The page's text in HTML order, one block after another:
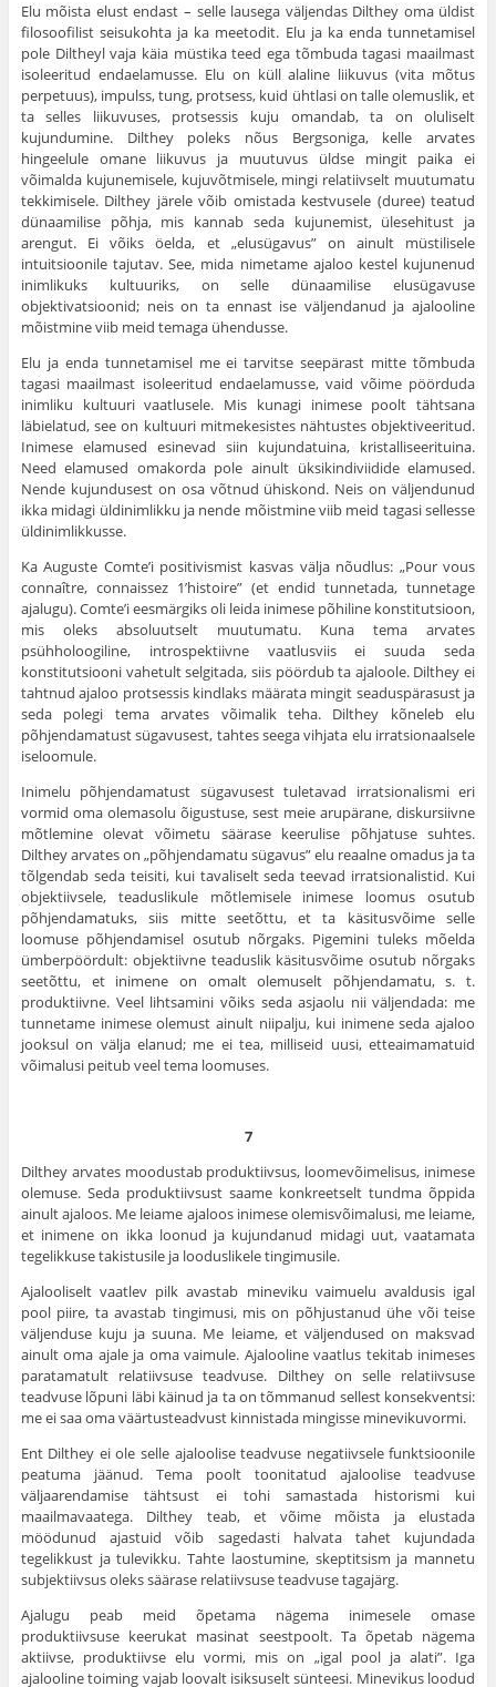
Elu mõista elust endast – selle lausega väljendas Dilthey oma üldist
filosoofilist seisukohta ja ka meetodit. Elu ja ka enda tunnetamisel
pole Diltheyl vaja käia müstika teed ega tõmbuda tagasi maailmast
isoleeritud endaelamusse. Elu on küll alaline liikuvus (vita mõtus
perpetuus), impulss, tung, protsess, kuid ühtlasi on talle olemuslik, et
ta selles liikuvuses, protsessis kuju omandab, ta on oluliselt
kujundumine. Dilthey poleks nõus Bergsoniga, kelle arvates
hingeelule omane liikuvus ja muutuvus üldse mingit paika ei
võimalda kujunemisele, kujuvõtmisele, mingi relatiivselt muutumatu
tekkimisele. Dilthey järele võib omistada kestvusele (duree) teatud
dünaamilise põhja, mis kannab seda kujunemist, ülesehitust ja
arengut. Ei võiks öelda, et „elusügavus” on ainult müstilisele
intuitsioonile tajutav. See, mida nimetame ajaloo kestel kujunenud
inimlikuks kultuuriks, on selle dünaamilise elusügavuse
objektivatsioonid; neis on ta ennast ise väljendanud ja ajalooline
mõistmine viib meid temaga ühendusse.
Elu ja enda tunnetamisel me ei tarvitse seepärast mitte tõmbuda
tagasi maailmast isoleeritud endaelamusse, vaid võime pöörduda
inimliku kultuuri vaatlusele. Mis kunagi inimese poolt tähtsana
läbielatud, see on kultuuri mitmekesistes nähtustes objektiveeritud.
Inimese elamused esinevad siin kujundatuina, kristalliseerituina.
Need elamused omakorda pole ainult üksikindiviidide elamused.
Nende kujundusest on osa võtnud ühiskond. Neis on väljendunud
ikka midagi üldinimlikku ja nende mõistmine viib meid tagasi sellesse
üldinimlikkusse.
Ka Auguste Comte’i positivismist kasvas välja nõudlus: „Pour vous
connaître, connaissez 1’histoire” (et endid tunnetada, tunnetage
ajalugu). Comte’i eesmärgiks oli leida inimese põhiline konstitutsioon,
mis oleks absoluutselt muutumatu. Kuna tema arvates
psühholoogiline, introspektiivne vaatlusviis ei suuda seda
konstitutsiooni vahetult selgitada, siis pöördub ta ajaloole. Dilthey ei
tahtnud ajaloo protsessis kindlaks määrata mingit seaduspärasust ja
seda polegi tema arvates võimalik teha. Dilthey kõneleb elu
põhjendamatust sügavusest, tahtes seega vihjata elu irratsionaalsele
iseloomule.
Inimelu põhjendamatust sügavusest tuletavad irratsionalismi eri
vormid oma olemasolu õigustuse, sest meie arupärane, diskursiivne
mõtlemine olevat võimetu säärase keerulise põhjatuse suhtes.
Dilthey arvates on „põhjendamatu sügavus” elu reaalne omadus ja ta
tõlgendab seda teisiti, kui tavaliselt seda teevad irratsionalistid. Kui
objektiivsele, teaduslikule mõtlemisele inimese loomus osutub
põhjendamatuks, siis mitte seetõttu, et ta käsitusvõime selle
loomuse põhjendamisel osutub nõrgaks. Pigemini tuleks mõelda
ümberpöördult: objektiivne teaduslik käsitusvõime osutub nõrgaks
seetõttu, et inimene on omalt olemuselt põhjendamatu, s. t.
produktiivne. Veel lihtsamini võiks seda asjaolu nii väljendada: me
tunnetame inimese olemust ainult niipalju, kui inimene seda ajaloo
jooksul on välja elanud; me ei tea, milliseid uusi, etteaimamatuid
võimalusi peitub veel tema loomuses.
7
Dilthey arvates moodustab produktiivsus, loomevõimelisus, inimese
olemuse. Seda produktiivsust saame konkreetselt tundma õppida
ainult ajaloos. Me leiame ajaloos inimese olemisvõimalusi, me leiame,
et inimene on ikka loonud ja kujundanud midagi uut, vaatamata
tegelikkuse takistusile ja looduslikele tingimusile.
Ajalooliselt vaatlev pilk avastab mineviku vaimuelu avaldusis igal
pool piire, ta avastab tingimusi, mis on põhjustanud ühe või teise
väljenduse kuju ja suuna. Me leiame, et väljendused on maksvad
ainult oma ajale ja oma vaimule. Ajalooline vaatlus tekitab inimeses
paratamatult relatiivsuse teadvuse. Dilthey on selle relatiivsuse
teadvuse lõpuni läbi käinud ja ta on tõmmanud sellest konsekventsi:
me ei saa oma väärtusteadvust kinnistada mingisse minevikuvormi.
Ent Dilthey ei ole selle ajaloolise teadvuse negatiivsele funktsioonile
peatuma jäänud. Tema poolt toonitatud ajaloolise teadvuse
väljaarendamise tähtsust ei tohi samastada historismi kui
maailmavaatega. Dilthey teab, et võime mõista ja elustada
möödunud ajastuid võib sagedasti halvata tahet kujundada
tegelikkust ja tulevikku. Tahte laostumine, skeptitsism ja mannetu
subjektiivsus oleks säärase relatiivsuse teadvuse tagajärg.
Ajalugu peab meid õpetama nägema inimesele omase
produktiivsuse keerukat masinat seestpoolt. Ta õpetab nägema
aktiivse, produktiivse elu vormi, mis on „igal pool ja alati”. Iga
ajalooline toiming vajab loovalt isiksuselt sünteesi. Minevikus loodud